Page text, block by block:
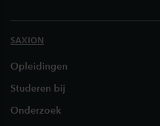
SAXION
Opleidingen
Studeren bij
Onderzoek